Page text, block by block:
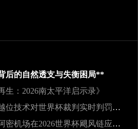
后的自然透支与失衡困局**
生：2026南太平洋启示录》
**逐帧解码：半自动越位技术对世界杯裁判实时判罚决策的重塑**
**动态韧性调度：迈阿密机场在2026世界杯飓风链应急中的中枢重构**